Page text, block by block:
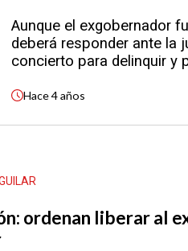
Aunque el exgobernador
deberá responder ante la
concierto para delinquir y
Hace4 años
ordenan liberar al